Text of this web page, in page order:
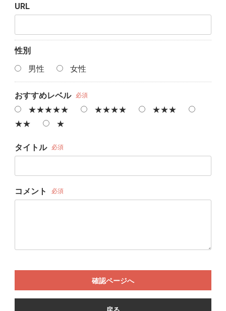
URL
性別
男性
女性
おすすめレベル 必須
★★★★★ ★★★★
★★★
★★
★
タイトル 必須
コメント 必須
確認ページへ